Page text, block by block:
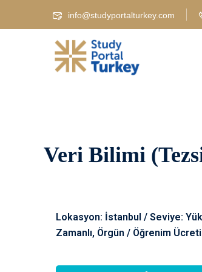
info@studyportalturkey.com
Veri Bilimi
Lokasyon: İstanbul / Seviye:
Zamanlı, Örgün / Öğrenim